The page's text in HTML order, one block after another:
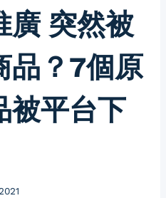
廣 突然被
品？7個原
被平台下